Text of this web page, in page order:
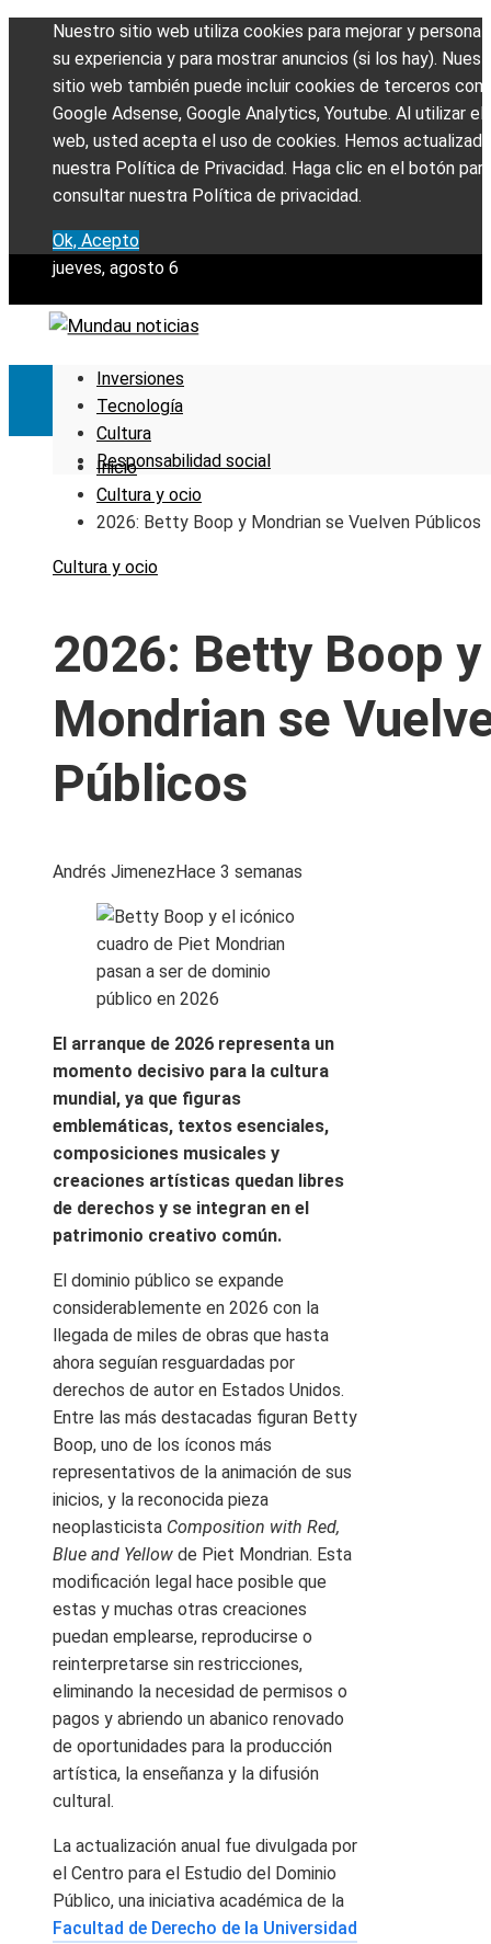
Nuestro sitio web utiliza cookies para mejorar y
su experiencia y para mostrar anuncios (si los hay).
sitio web también puede incluir cookies de terceros
Google Adsense, Google Analytics, Youtube. Al utilizar el
web, usted acepta el uso de cookies. Hemos actualizado
nuestra Política de Privacidad. Haga clic en el botón para
consultar nuestra Política de privacidad.
Ok, Acepto
jueves, agosto 6
Inversiones
Tecnología
Cultura
Responsabilidad social
Inicio
Cultura y ocio
2026: Betty Boop y Mondrian se Vuelven Públicos
Cultura y ocio
2026: Betty Boop y
Mondrian se
Públicos
Andrés Jimenez Hace 3 semanas
El arranque de 2026 representa un
momento decisivo para la cultura
mundial, ya que figuras
emblemáticas, textos esenciales,
composiciones musicales y
creaciones artísticas quedan libres
de derechos y se integran en el
patrimonio creativo común.
El dominio público se expande
considerablemente en 2026 con la
llegada de miles de obras que hasta
ahora seguían resguardadas por
derechos de autor en Estados Unidos.
Entre las más destacadas figuran Betty
Boop, uno de los íconos más
representativos de la animación de sus
inicios, y la reconocida pieza
neoplasticista Composition with Red,
Blue and Yellow de Piet Mondrian. Esta
modificación legal hace posible que
estas y muchas otras creaciones
puedan emplearse, reproducirse o
reinterpretarse sin restricciones,
eliminando la necesidad de permisos o
pagos y abriendo un abanico renovado
de oportunidades para la producción
artística, la enseñanza y la difusión
cultural.
La actualización anual fue divulgada por
el Centro para el Estudio del Dominio
Público, una iniciativa académica de la
Facultad de Derecho de la Universidad